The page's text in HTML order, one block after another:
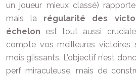
un joueur mieux classé)
mais la régularité des
échelon est tout aussi
compte vos meilleures victoires
mois glissants. L’objectif n’est
perf miraculeuse, mais de